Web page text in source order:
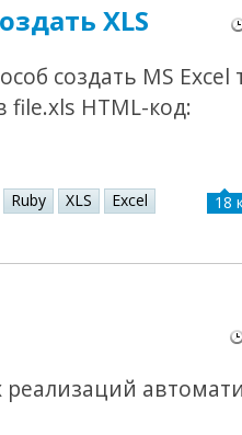
XLS
создать MS Excel
file.xls HTML-код:
Ruby XLS
Excel
18